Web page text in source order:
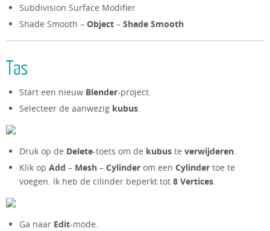
Subdivision Surface Modifier
Shade Smooth –Object –Shade Smooth
Tas
Start een nieuw Blender-project.
Selecteer de aanwezig kubus.
Druk op de Delete-toets om de kubus teverwijderen.
Klik opAdd – Mesh –Cylinderom eenCylindertoe te
voegen. Ik heb de cilinder beperkt tot8 Vertices.
Ga naar Edit-mode.